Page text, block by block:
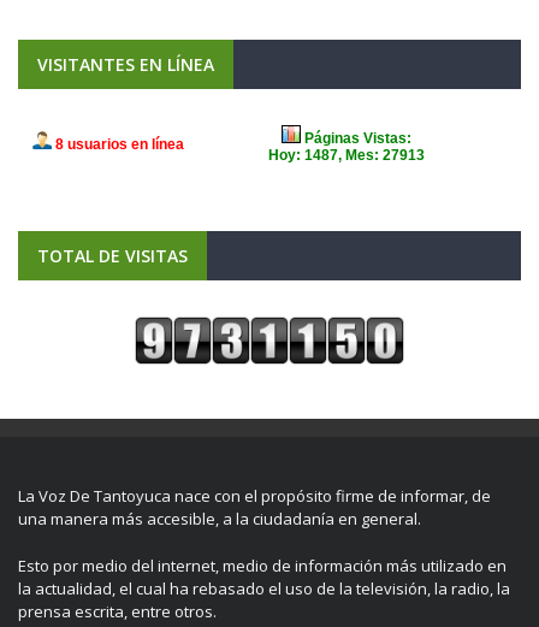
VISITANTES EN LÍNEA
TOTAL DE VISITAS
La Voz De Tantoyuca nace con el propósito firme de informar, de
una manera más accesible, a la ciudadanía en general.
Esto por medio del internet, medio de información más utilizado en
la actualidad, el cual ha rebasado el uso de la televisión, la radio, la
prensa escrita, entre otros.